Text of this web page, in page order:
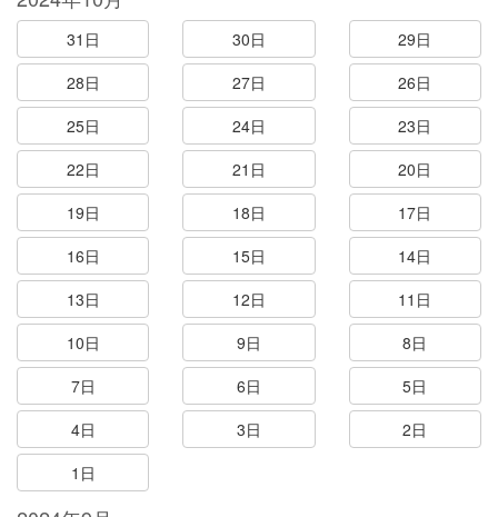
31日 30日
29日
28日
27日
26日
25日
24日
23日
22日
21日
20日
19日
18日
17日
16日
15日
14日
13日
12日
11日
10日
9日
8日
7日
6日
5日
4日
3日
2日
1日